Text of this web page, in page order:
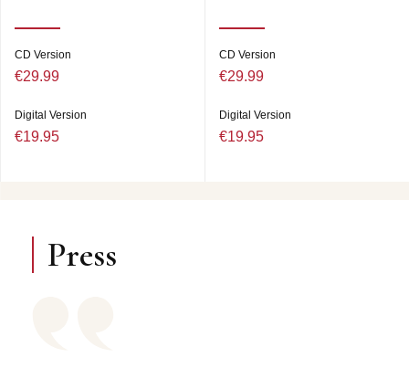
CD Version
€29.99
Digital Version
€19.95
CD Version
€29.99
Digital Version
€19.95
Press